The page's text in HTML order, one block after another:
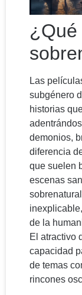
¿Qué
Las
subgénero
historias
demonios,
diferencia
que suelen
escenas
de la
El atractivo
capacidad
de temas
rincones